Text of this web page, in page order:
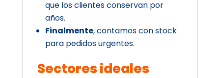
que los clientes conservan por
años.
Finalmente, contamos con stock
para pedidos urgentes.
Sectores ideales